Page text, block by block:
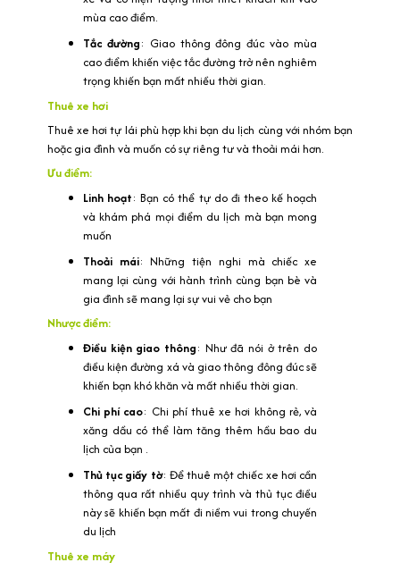
mùa cao điểm.
Tắc đường: Giao thông đông đúc vào mùa
cao điểm khiến việc tắc đường trở nên nghiêm
trọng khiến bạn mất nhiều thời gian.
Thuê xe hơi
Thuê xe hơi tự lái phù hợp khi bạn du lịch cùng với nhóm bạn
hoặc gia đình và muốn có sự riêng tư và thoải mái hơn.
Ưu điểm:
Linh hoạt: Bạn có thể tự do đi theo kế hoạch
và khám phá mọi điểm du lịch mà bạn mong
muốn
Thoải mái: Những tiện nghi mà chiếc xe
mang lại cùng với hành trình cùng bạn bè và
gia đình sẽ mang lại sự vui vẻ cho bạn
Nhược điểm:
Điều kiện giao thông: Như đã nói ở trên do
điều kiện đường xá và giao thông đông đúc sẽ
khiến bạn khó khăn và mất nhiều thời gian.
Chi phí cao: Chi phí thuê xe hơi không rẻ, và
xăng dầu có thể làm tăng thêm hầu bao du
lịch của bạn .
Thủ tục giấy tờ: Để thuê một chiếc xe hơi cần
thông qua rất nhiều quy trình và thủ tục điều
này sẽ khiến bạn mất đi niềm vui trong chuyến
du lịch
Thuê xe máy